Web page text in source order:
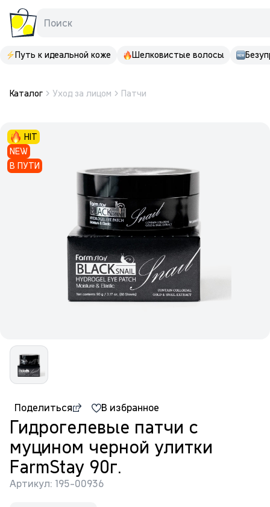
Поиск
Путь к идеальной коже Шелковистые волосы
Каталог Уход за лицом Патчи
HIT
NEW
В ПУТИ
Поделиться В избранное
Гидрогелевые патчи с
муцином черной улитки
FarmStay 90г.
Артикул: 195-00936